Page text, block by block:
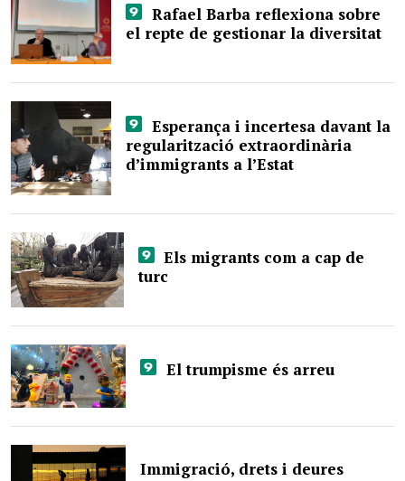
Rafael Barba reflexiona sobre
el repte de gestionar la diversitat
Esperança i incertesa davant la
regularització extraordinària
d’immigrants a l’Estat
Els migrants com a cap de
turc
El trumpisme és arreu
Immigració, drets i deures